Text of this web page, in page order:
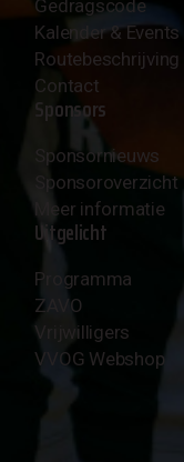
Gedragscode
Kalender & Events
Routebeschrijving
Contact
Sponsors
Sponsornieuws
Sponsoroverzicht
Meer informatie
Uitgelicht
Programma
ZAVO
Vrijwilligers
VVOG Webshop